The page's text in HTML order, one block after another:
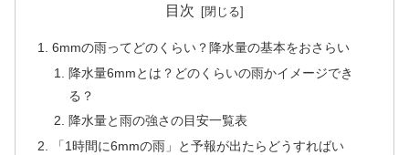
目次
6mmの雨ってどのくらい？降水量の基本をおさらい
降水量6mmとは？どのくらいの雨かイメージでき
る？
降水量と雨の強さの目安一覧表
「1時間に6mmの雨」と予報が出たらどうすればい